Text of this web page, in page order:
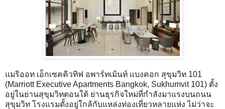
แมริออท เอ็กเซคคิวทิฟ อพาร์ทเม้นท์ แบงคอก สุขุมวิท 101
(Marriott Executive Apartments Bangkok, Sukhumvit 101) ตั้ง
อยู่ในย่านสุขุมวิทตอนใต้ ย่านธุรกิจใหม่ที่กําลังมาแรงบนถนน
สุขุมวิท โรงแรมตั้งอยู่ใกล้กับแหล่งท่องเที่ยวหลายแห่ง ไม่ว่าจะ